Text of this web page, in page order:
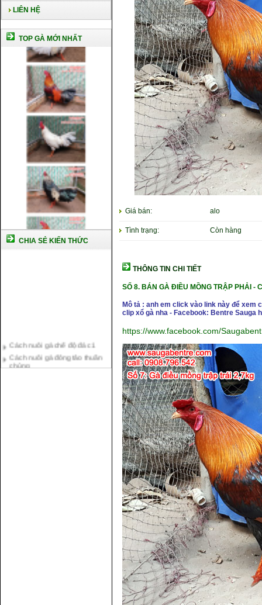
LIÊN HỆ
TOP GÀ MỚI NHẤT
CHIA SẺ KIẾN THỨC
Cách nuôi gà đông tảo thuần
chủng
Kỹ thuật nuôi gà con mới nở
Giá bán: alo
Tình trạng: Còn hàng
THÔNG TIN CHI TIẾT
SỐ 8.BÁN GÀ ĐIỀU MỒNG TRẬP PHẢI -
Mô tả : anh em click vào link này để xem
clip xổ gà nha - Facebook: Bentre Sauga
https://www.facebook.com/